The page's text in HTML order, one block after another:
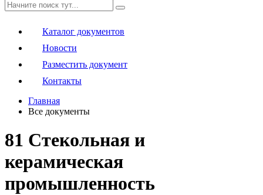
Каталог документов
Новости
Разместить документ
Контакты
Главная
Все документы
81 Стекольная и
керамическая
промышленность